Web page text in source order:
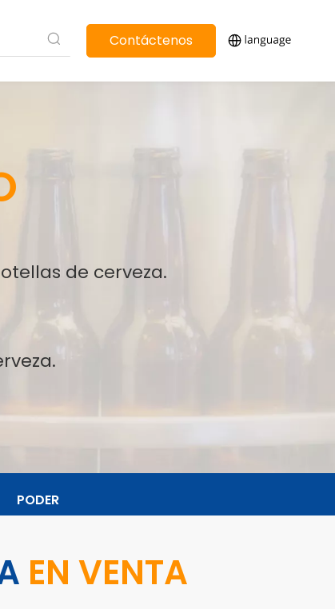
Contáctenos
de cerveza.
PODER
EN VENTA